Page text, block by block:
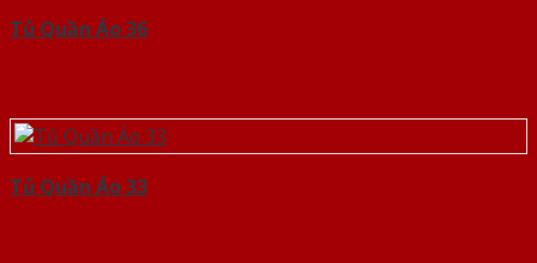
Tủ Quần Áo 36
Tủ Quần Áo 33